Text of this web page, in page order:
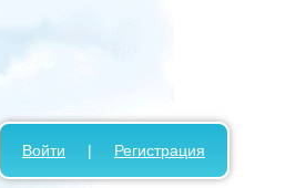
Войти | Регистрация